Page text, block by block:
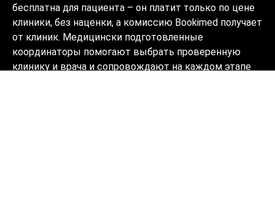
бесплатна для пациента – он платит только по цене
клиники, без наценки, а комиссию Bookimed получает
от клиник. Медицински подготовленные
координаторы помогают выбрать проверенную
клинику и врача и сопровождают на каждом этапе